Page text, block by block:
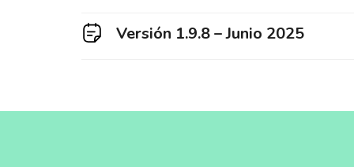
Versión 1.9.8 – Junio 2025